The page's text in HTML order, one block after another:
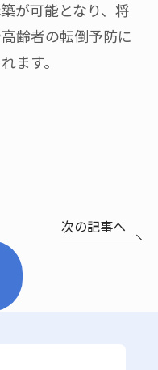
が可能となり、将
齢者の転倒予防に
ます。
次の記事へ